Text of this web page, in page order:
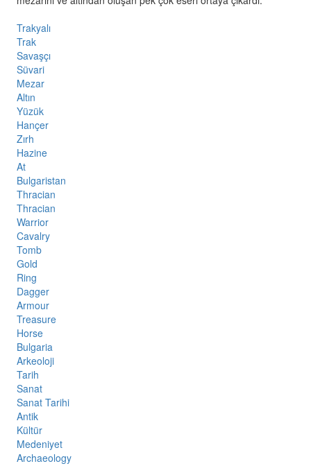
Trakyalı
Trak
Savaşçı
Süvari
Mezar
Altın
Yüzük
Hançer
Zırh
Hazine
At
Bulgaristan
Thracian
Thracian
Warrior
Cavalry
Tomb
Gold
Ring
Dagger
Armour
Treasure
Horse
Bulgaria
Arkeoloji
Tarih
Sanat
Sanat Tarihi
Antik
Kültür
Medeniyet
Archaeology